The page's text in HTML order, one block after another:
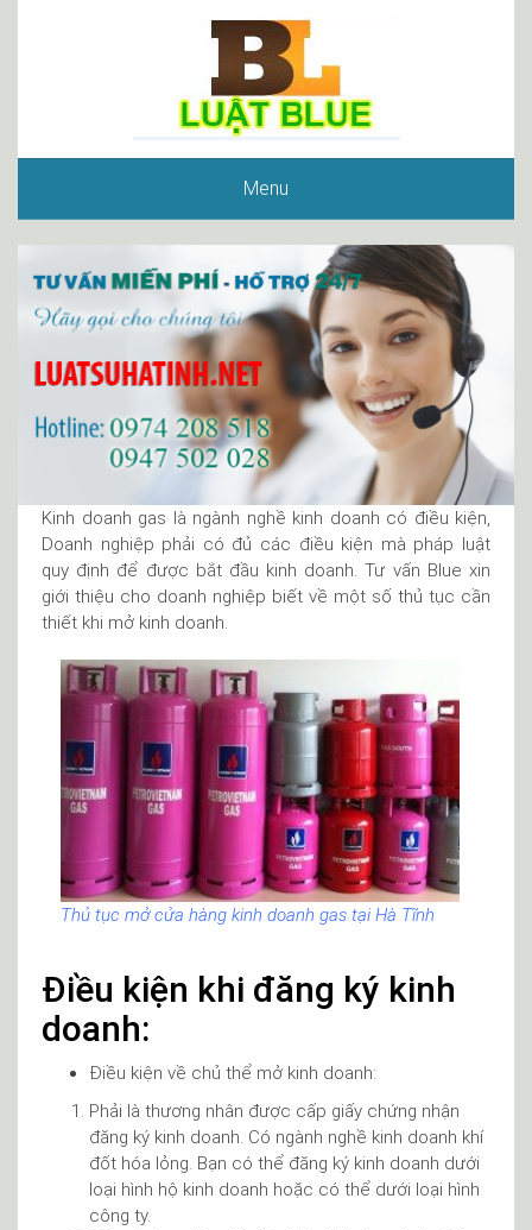
Menu
Kinh doanh gas là ngành nghề kinh doanh có điều kiện,
Doanh nghiệp phải có đủ các điều kiện mà pháp luật
quy định để được bắt đầu kinh doanh. Tư vấn Blue xin
giới thiệu cho doanh nghiệp biết về một số thủ tục cần
thiết khi mở kinh doanh.
Thủ tục mở cửa hàng kinh doanh gas tại Hà Tĩnh
Điều kiện khi đăng ký kinh
doanh:
Điều kiện về chủ thể mở kinh doanh:
Phải là thương nhân được cấp giấy chứng nhận
đăng ký kinh doanh. Có ngành nghề kinh doanh khí
đốt hóa lỏng. Bạn có thể đăng ký kinh doanh dưới
loại hình hộ kinh doanh hoặc có thể dưới loại hình
công ty.